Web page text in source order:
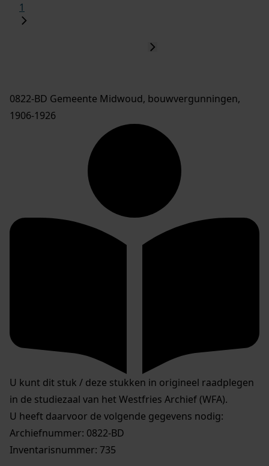
1
0822-BD Gemeente Midwoud, bouwvergunningen,
1906-1926
U kunt dit stuk / deze stukken in origineel raadplegen
in de studiezaal van het Westfries Archief (WFA).
U heeft daarvoor de volgende gegevens nodig:
Archiefnummer: 0822-BD
Inventarisnummer: 735